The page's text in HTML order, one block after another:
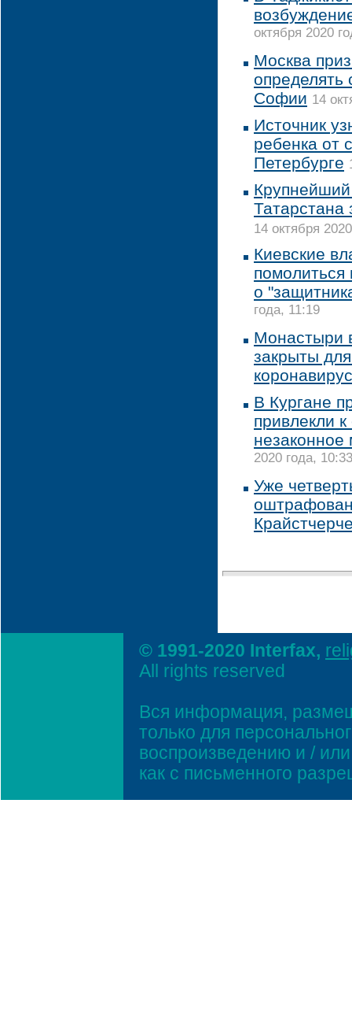
октября 2020
Москва
определять
Софии 14
Источник
ребенка от
Петербурге
Татарстана
14 октября
Киевские
о
года, 11:19
Монастыри
закрыты
В Кургане
привлекли к
незаконное
2020 года, 10:33
Уже
оштрафован
© 1991-2020 Interfax,
All rights reserved
Вся информация,
только для
воспроизведению и /
как с письменного